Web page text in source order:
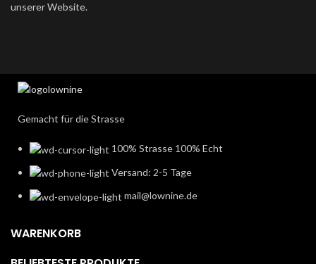
unserer Website.
Gemacht für die Strasse
100% Strasse 100% Echt
Versand: 2-5 Tage
mail@lownine.de
WARENKORB